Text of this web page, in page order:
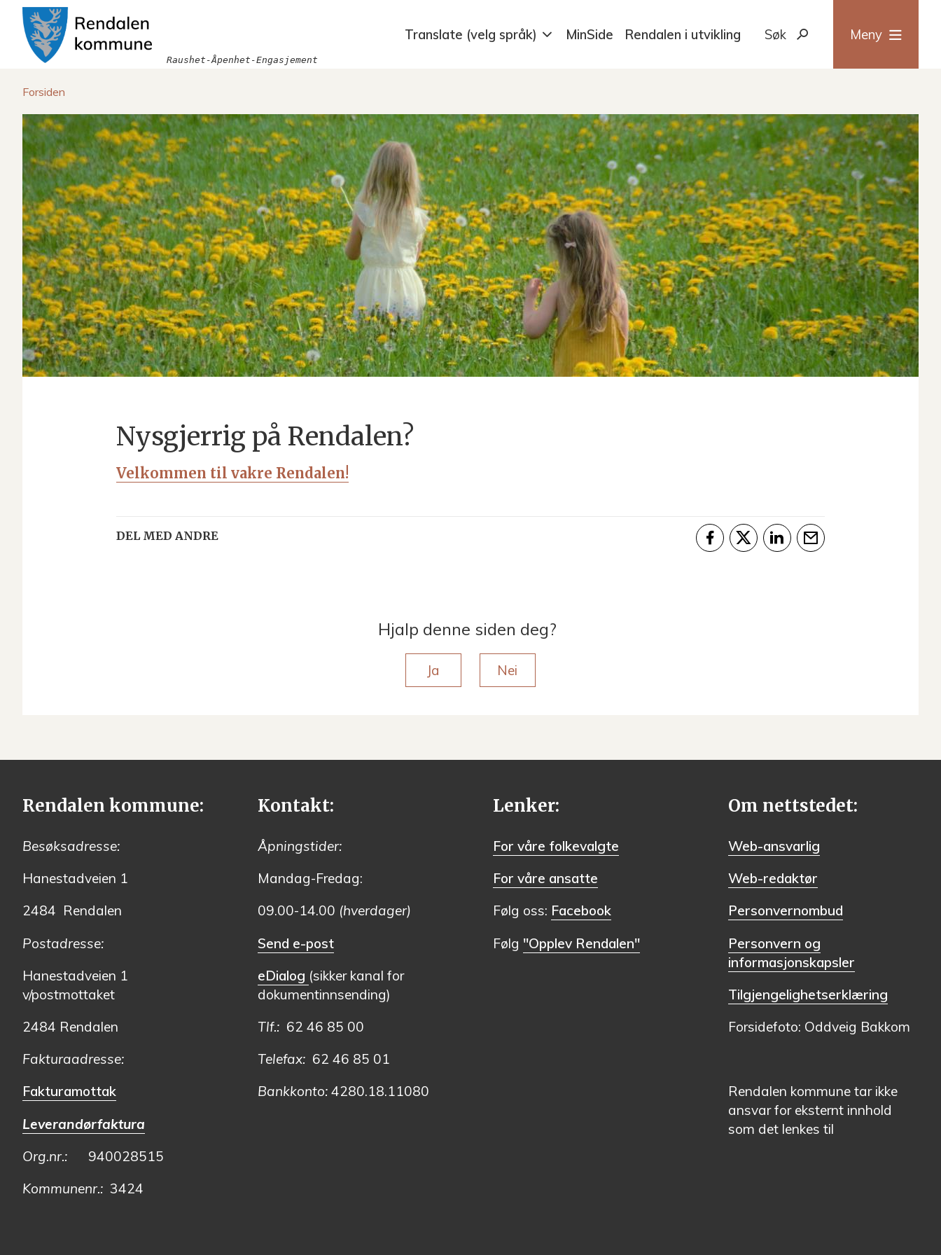
kommune
Raushet-Åpenhet-Engasjement
Translate (velg språk) MinSide Rendalen i utvikling Søk Meny
Du
er
her:
Forsiden
Nysgjerrig på Rendalen?
Velkommen til vakre Rendalen!
DEL MED ANDRE
Hjalp denne siden deg?
Ja Nei
Rendalen kommune:
Besøksadresse:
Hanestadveien 1
2484 Rendalen
Postadresse:
Hanestadveien 1
v/postmottaket
2484 Rendalen
Fakturaadresse:
Fakturamottak
Leverandørfaktura
Org.nr.:
940028515
Kommunenr.: 3424
Kontakt:
Åpningstider:
Mandag-Fredag:
09.00-14.00 (hverdager)
Send e-post
eDialog (sikker kanal for
dokumentinnsending)
Tlf.: 62 46 85 00
Telefax: 62 46 85 01
Bankkonto: 4280.18.11080
Lenker:
For våre folkevalgte
For våre ansatte
Følg oss: Facebook
Følg "Opplev Rendalen"
Om nettstedet:
Web-ansvarlig
Web-redaktør
Personvernombud
Personvern og
informasjonskapsler
Tilgjengelighetserklæring
Forsidefoto: Oddveig Bakkom
Rendalen kommune tar ikke
ansvar for eksternt innhold
som det lenkes til